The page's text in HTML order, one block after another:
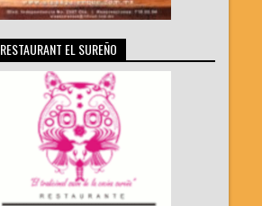
RESTAURANT EL SUREÑO